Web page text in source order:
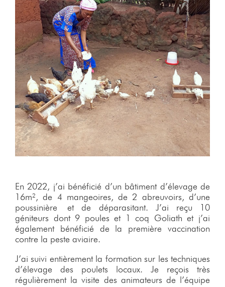
En 2022, j’ai bénéficié d’un bâtiment d’élevage de
16m², de 4 mangeoires, de 2 abreuvoirs, d’une
poussinière et de déparasitant. J’ai reçu 10
géniteurs dont 9 poules et 1 coq Goliath et j’ai
également bénéficié de la première vaccination
contre la peste aviaire.
J’ai suivi entièrement la formation sur les techniques
d’élevage des poulets locaux. Je reçois très
régulièrement la visite des animateurs de l’équipe